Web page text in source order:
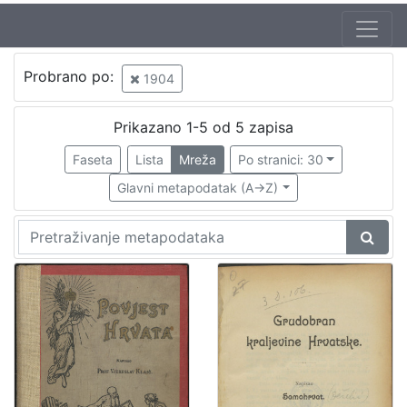
Jezik
mađarski
hrvatski
1
2
Nakladnička
cjelina
Obitelji Šubić, Zrinski i Frankopan
Sport
Probrano po: 1904
Prikazano 1-5 od 5 zapisa
Faseta Lista Mreža
Po stranici: 30
Glavni metapodatak (A->Z)